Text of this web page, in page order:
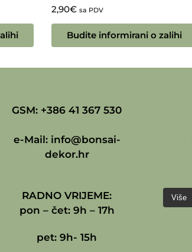
2,90€ sa PDV
Budite informirani o zalihi
GSM: +386 41 367 530
e-Mail: info@bonsai-
dekor.hr
RADNO VRIJEME:
pon – čet: 9h – 17h
pet: 9h- 15h
Više